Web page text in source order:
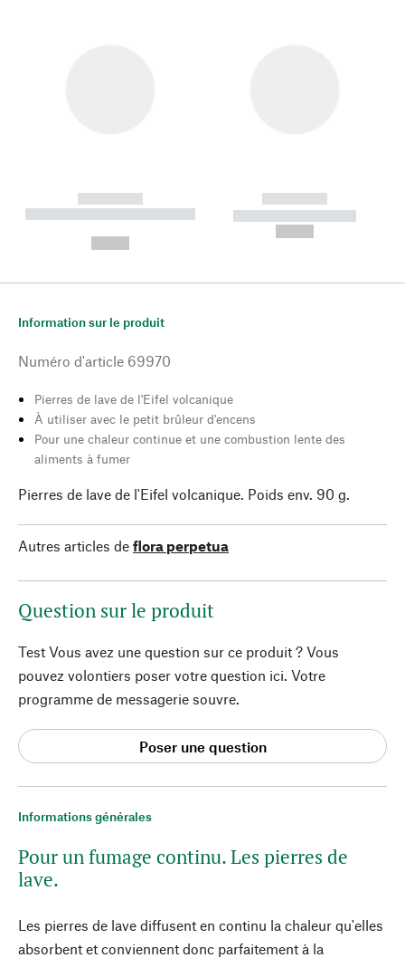
------------
----------- ----------- --------
------------
----------- -----------
Informations générales
Pour un fumage continu. Les pierres de
lave.
Les pierres de lave diffusent en continu la chaleur qu'elles
absorbent et conviennent donc parfaitement à la
Information sur le produit
Numéro d'article 69970
Pierres de lave de l'Eifel volcanique
À utiliser avec le petit brûleur d'encens
Pour une chaleur continue et une combustion lente des
aliments à fumer
Pierres de lave de l'Eifel volcanique. Poids env. 90 g.
Autres articles de flora perpetua
Question sur le produit
Test Vous avez une question sur ce produit ? Vous
pouvez volontiers poser votre question ici. Votre
programme de messagerie souvre.
Poser une question